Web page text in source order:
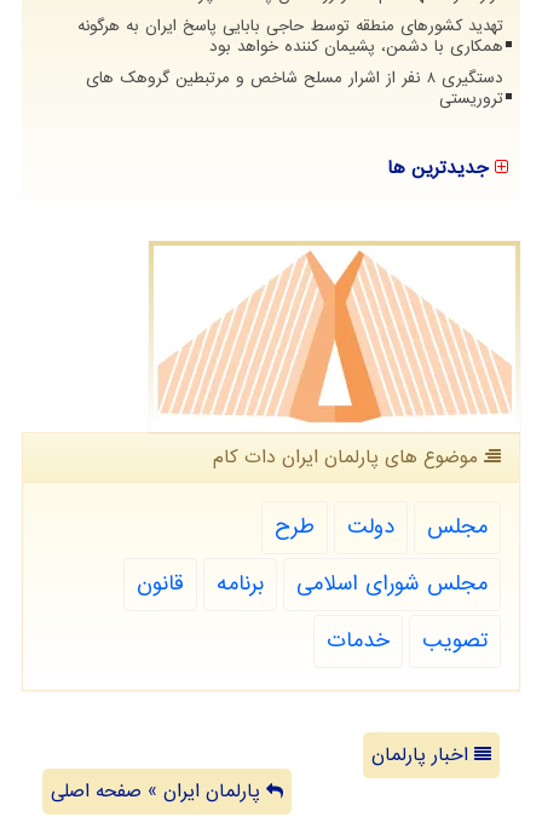
تهدید کشورهای منطقه توسط حاجی بابایی پاسخ ایران به هرگونه
همکاری با دشمن، پشیمان کننده خواهد بود
دستگیری 8 نفر از اشرار مسلح شاخص و مرتبطین گروهک های
تروریستی
جدیدترین ها
موضوع های پارلمان ایران دات كام
مجلس دولت
طرح
مجلس شورای اسلامی
برنامه
قانون
تصویب
خدمات
اخبار پارلمان
پارلمان ایران » صفحه اصلی